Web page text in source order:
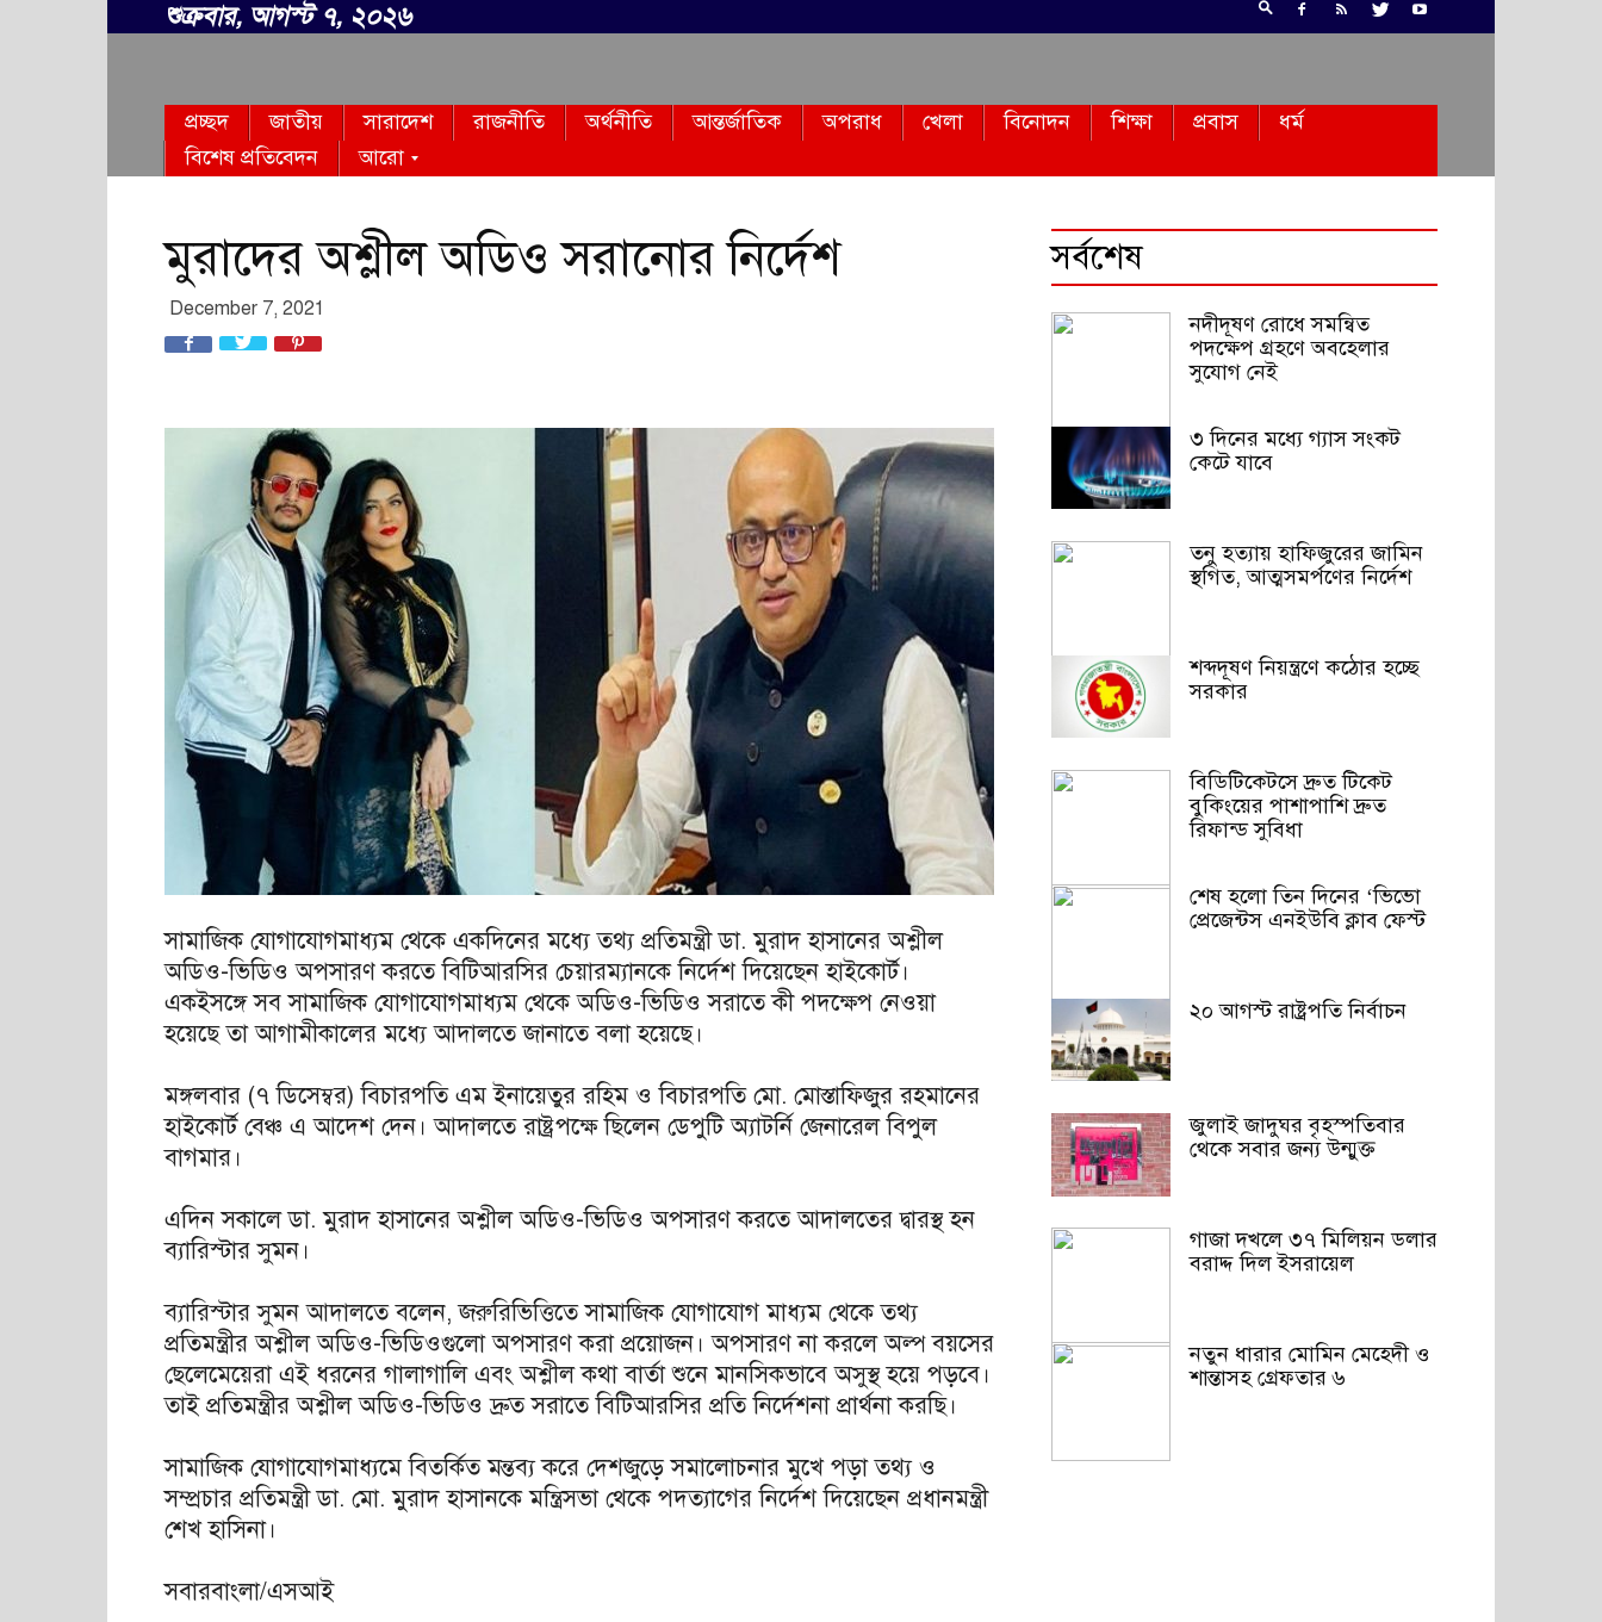
শুক্রবার, আগস্ট ৭, ২০২৬
বাংলা
প্রচ্ছদ জাতীয় সারাদেশ রাজনীতি অর্থনীতি আন্তর্জাতিক অপরাধ খেলা বিনোদন শিক্ষা প্রবাস
ধর্ম
বিশেষ প্রতিবেদন
আরো
মুরাদের অশ্লীল অডিও সরানোর নির্দেশ
December 7, 2021
সামাজিক যোগাযোগমাধ্যম থেকে একদিনের মধ্যে তথ্য প্রতিমন্ত্রী ডা. মুরাদ হাসানের অশ্লীল
অডিও-ভিডিও অপসারণ করতে বিটিআরসির চেয়ারম্যানকে নির্দেশ দিয়েছেন হাইকোর্ট।
একইসঙ্গে সব সামাজিক যোগাযোগমাধ্যম থেকে অডিও-ভিডিও সরাতে কী পদক্ষেপ নেওয়া
হয়েছে তা আগামীকালের মধ্যে আদালতে জানাতে বলা হয়েছে।
মঙ্গলবার (৭ ডিসেম্বর) বিচারপতি এম ইনায়েতুর রহিম ও বিচারপতি মো. মোস্তাফিজুর রহমানের
হাইকোর্ট বেঞ্চ এ আদেশ দেন। আদালতে রাষ্ট্রপক্ষে ছিলেন ডেপুটি অ্যাটর্নি জেনারেল বিপুল
বাগমার।
এদিন সকালে ডা. মুরাদ হাসানের অশ্লীল অডিও-ভিডিও অপসারণ করতে আদালতের দ্বারস্থ হন
ব্যারিস্টার সুমন।
ব্যারিস্টার ‍সুমন আদালতে বলেন, জরুরিভিত্তিতে সামাজিক যোগাযোগ মাধ্যম থেকে তথ্য
প্রতিমন্ত্রীর অশ্লীল অডিও-ভিডিওগুলো অপসারণ করা প্রয়োজন। অপসারণ না করলে অল্প বয়সের
ছেলেমেয়েরা এই ধরনের গালাগালি এবং অশ্লীল কথা বার্তা শুনে মানসিকভাবে অসুস্থ হয়ে পড়বে।
তাই প্রতিমন্ত্রীর অশ্লীল অডিও-ভিডিও দ্রুত সরাতে বিটিআরসির প্রতি নির্দেশনা প্রার্থনা করছি।
সামাজিক যোগাযোগমাধ্যমে বিতর্কিত মন্তব্য করে দেশজুড়ে সমালোচনার মুখে পড়া তথ্য ও
সম্প্রচার প্রতিমন্ত্রী ডা. মো. মুরাদ হাসানকে মন্ত্রিসভা থেকে পদত্যাগের নির্দেশ দিয়েছেন প্রধানমন্ত্রী
শেখ হাসিনা।
সবারবাংলা/এসআই
সর্বশেষ
নদীদূষণ রোধে সমন্বিত
পদক্ষেপ গ্রহণে অবহেলার
সুযোগ নেই
৩ দিনের মধ্যে গ্যাস সংকট
কেটে যাবে
তনু হত্যায় হাফিজুরের জামিন
স্থগিত, আত্মসমর্পণের নির্দেশ
শব্দদূষণ নিয়ন্ত্রণে কঠোর হচ্ছে
সরকার
বিডিটিকেটসে দ্রুত টিকেট
বুকিংয়ের পাশাপাশি দ্রুত
রিফান্ড সুবিধা
শেষ হলো তিন দিনের ‘ভিভো
প্রেজেন্টস এনইউবি ক্লাব ফেস্ট
২০ আগস্ট রাষ্ট্রপতি নির্বাচন
জুলাই জাদুঘর বৃহস্পতিবার
থেকে সবার জন্য উন্মুক্ত
গাজা দখলে ৩৭ মিলিয়ন ডলার
বরাদ্দ দিল ইসরায়েল
নতুন ধারার মোমিন মেহেদী ও
শান্তাসহ গ্রেফতার ৬